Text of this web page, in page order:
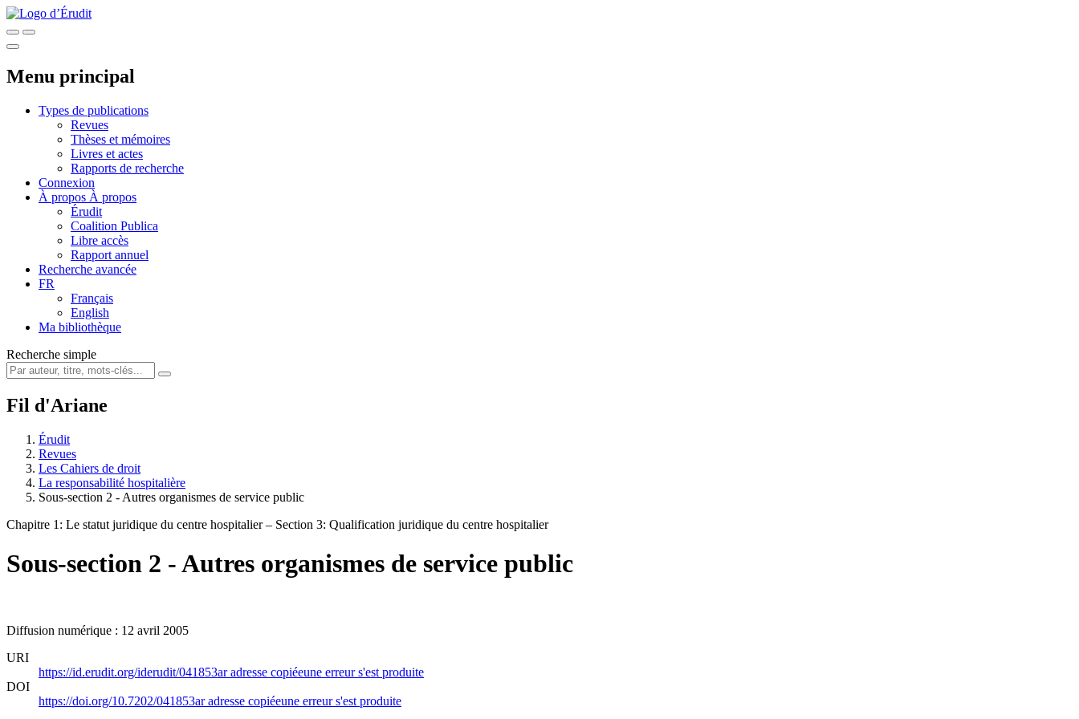
Menu principal
Types de publications
Revues
Thèses et mémoires
Livres et actes
Rapports de recherche
Connexion
À propos À propos
Érudit
Coalition Publica
Libre accès
Rapport annuel
Recherche avancée
FR
Français
English
Ma bibliothèque
Recherche simple
Fil d'Ariane
Érudit
Revues
Les Cahiers de droit
La responsabilité hospitalière
Sous-section 2 - Autres organismes de service public
Chapitre 1: Le statut juridique du centre hospitalier – Section 3: Qualification juridique du centre hospitalier
Sous-section 2 - Autres organismes de service public
Diffusion numérique : 12 avril 2005
URI
https://id.erudit.org/iderudit/041853aradresse copiéeune erreur s'est produite
DOI
https://doi.org/10.7202/041853aradresse copiéeune erreur s'est produite